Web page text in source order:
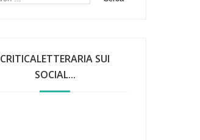
CRITICALETTERARIA SUI
SOCIAL...